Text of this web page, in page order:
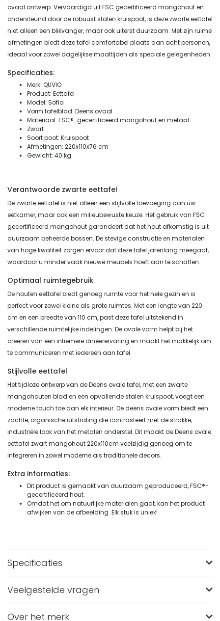
ovaal ontwerp. Vervaardigd uit FSC gecertificeerd mangohout en
ondersteund door de robuust stalen kruispoot, is deze zwarte eettafel
niet alleen een blikvanger, maar ook uiterst duurzaam. Met zijn ruime
afmetingen biedt deze tafel comfortabel plaats aan acht personen,
ideaal voor zowel dagelijkse maaltijden als speciale gelegenheden.
Specificaties:
Merk: QUVIO
Product: Eettafel
Model: Sofia
Vorm tafelblad: Deens ovaal
Materiaal: FSC®-gecertificeerd mangohout en metaal
Zwart
Soort poot: Kruispoot
Afmetingen: 220x110x76 cm
Gewicht: 40 kg
Verantwoorde zwarte eettafel
De zwarte eettafel is niet alleen een stijlvolle toevoeging aan uw
eetkamer, maar ook een milieubewuste keuze. Het gebruik van FSC
gecertificeerd mangohout garandeert dat het hout afkomstig is uit
duurzaam beheerde bossen. De stevige constructie en materialen
van hoge kwaliteit zorgen ervoor dat deze tafel jarenlang meegaat,
waardoor u minder vaak nieuwe meubels hoeft aan te schaffen.
Optimaal ruimtegebruik
De houten eettafel biedt genoeg ruimte voor het hele gezin en is
perfect voor zowel kleine als grote ruimtes. Met een lengte van 220
cm en een breedte van 110 cm, past deze tafel uitstekend in
verschillende ruimtelijke indelingen. De ovale vorm helpt bij het
creëren van een intiemere dineerervaring en maakt het makkelijk om
te communiceren met iedereen aan tafel.
Stijlvolle eettafel
Het tijdloze ontwerp van de Deens ovale tafel, met een zwarte
mangohouten blad en een opvallende stalen kruispoot, voegt een
moderne touch toe aan elk interieur. De deens ovale vorm biedt een
zachte, organische uitstraling die contrasteert met de strakke,
industriële look van het metalen onderstel. Dit maakt de Deens ovale
eettafel zwart mangohout 220x110cm veelzijdig genoeg om te
integreren in zowel moderne als traditionele decors.
Extra informaties:
Dit product is gemaakt van duurzaam geproduceerd, FSC®-
gecertificeerd hout.
Omdat het om natuurlijke materialen gaat, kan het product
afwijken van de afbeelding. Elk stuk is uniek!
Specificaties
Merk
Veelgestelde vragen
Hoe groot is de QUVIO Eettafel Sofia?
Over het merk